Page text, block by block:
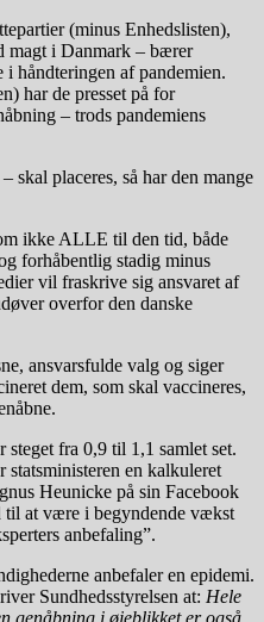
(minus Enhedslisten),
magt i Danmark – bærer
i håndteringen af pandemien.
har de presset på for
– trods pandemiens
skal placeres, så har den mange
ikke ALLE til den tid, både
forhåbentlig stadig minus
vil fraskrive sig ansvaret af
overfor den danske
ansvarsfulde valg og siger
dem, som skal vaccineres,
fra 0,9 til 1,1 samlet set.
statsministeren en kalkuleret
Heunicke på sin Facebook
til at være i begyndende vækst
anbefaling”.
anbefaler en epidemi.
Sundhedsstyrelsen at: Hele
genåbning i øjeblikket er også,